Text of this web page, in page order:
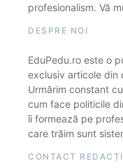
profesionalism. Vă
DESPRE NOI
EduPedu.ro este o
exclusiv articole din
Urmărim constant
cum face politicile
îi formează pe
care trăim sunt
CONTACT